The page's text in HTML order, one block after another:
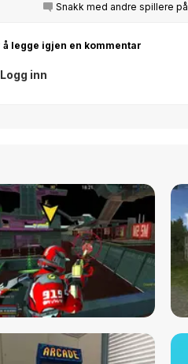
Snakk med andre spillere på
legge igjen en kommentar
Logg inn